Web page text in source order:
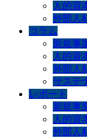
人的資
外部人
コラム
新規事
人的資
外部人
サステ
レポート
新規事
人的資
外部人